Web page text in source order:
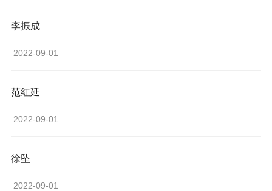
李振成
2022-09-01
范红延
2022-09-01
徐坠
2022-09-01